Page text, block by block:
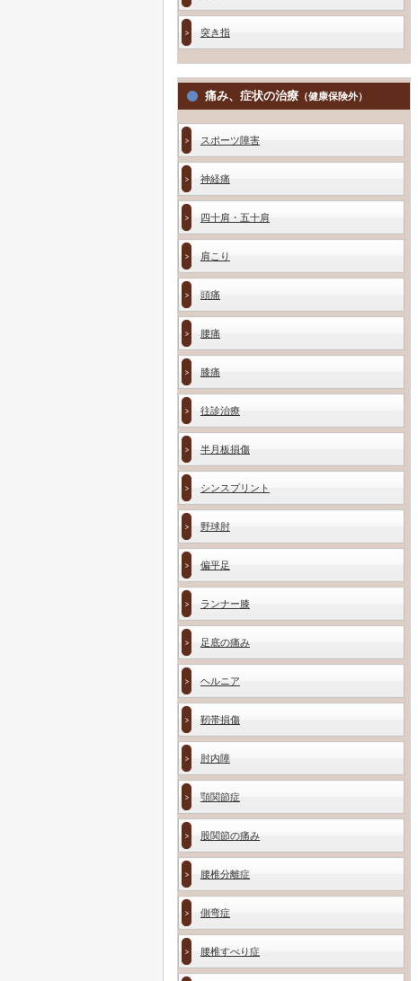
突き指
痛み、症状の治療 （健康保険外）
スポーツ障害
神経痛
四十肩・五十肩
肩こり
頭痛
腰痛
膝痛
往診治療
半月板損傷
シンスプリント
野球肘
偏平足
ランナー膝
足底の痛み
ヘルニア
靭帯損傷
肘内障
顎関節症
股関節の痛み
腰椎分離症
側弯症
腰椎すべり症